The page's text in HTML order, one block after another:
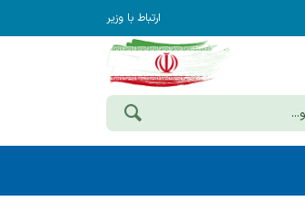
ارتباط با وزیر